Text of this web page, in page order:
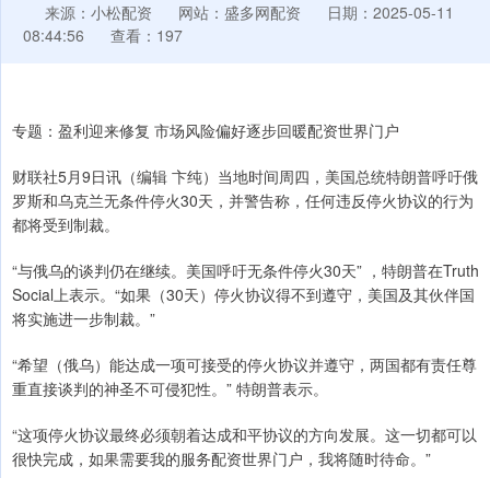
来源：小松配资 网站：盛多网配资
日期：2025-05-11
08:44:56
查看：197
专题：盈利迎来修复 市场风险偏好逐步回暖配资世界门户
财联社5月9日讯（编辑 卞纯）当地时间周四，美国总统特朗普呼吁俄
罗斯和乌克兰无条件停火30天，并警告称，任何违反停火协议的行为
都将受到制裁。
“与俄乌的谈判仍在继续。美国呼吁无条件停火30天” ，特朗普在Truth
Social上表示。“如果（30天）停火协议得不到遵守，美国及其伙伴国
将实施进一步制裁。”
“希望（俄乌）能达成一项可接受的停火协议并遵守，两国都有责任尊
重直接谈判的神圣不可侵犯性。” 特朗普表示。
“这项停火协议最终必须朝着达成和平协议的方向发展。这一切都可以
很快完成，如果需要我的服务配资世界门户，我将随时待命。”